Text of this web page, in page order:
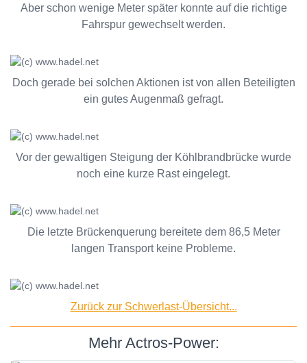
Aber schon wenige Meter später konnte auf die richtige
Fahrspur gewechselt werden.
Doch gerade bei solchen Aktionen ist von allen Beteiligten
ein gutes Augenmaß gefragt.
Vor der gewaltigen Steigung der Köhlbrandbrücke wurde
noch eine kurze Rast eingelegt.
Die letzte Brückenquerung bereitete dem 86,5 Meter
langen Transport keine Probleme.
Zurück zur Schwerlast-Übersicht...
Mehr Actros-Power: